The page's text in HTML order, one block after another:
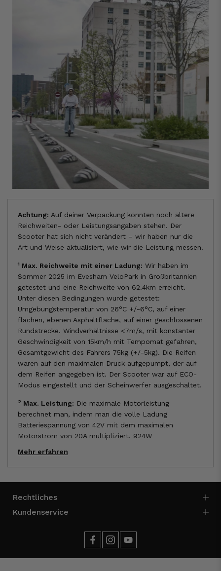
Achtung: Auf deiner Verpackung könnten noch ältere
Reichweiten- oder Leistungsangaben stehen. Der
Scooter hat sich nicht verändert – wir haben nur die
Art und Weise aktualisiert, wie wir die Leistung messen.
1 Max. Reichweite mit einer Ladung: Wir haben im
Sommer 2025 im Evesham VeloPark in Großbritannien
getestet und eine Reichweite von 62.4km erreicht.
Unter diesen Bedingungen wurde getestet:
Umgebungstemperatur von 26°C +/-6°C, auf einer
flachen, ebenen Asphaltfläche, auf einer geschlossenen
Rundstrecke. Windverhältnisse <7m/s, mit konstanter
Geschwindigkeit von 15km/h mit Tempomat gefahren,
Gesamtgewicht des Fahrers 75kg (+/-5kg). Die Reifen
waren auf den maximalen Druck aufgepumpt, der auf
dem Reifen angegeben ist. Der Scooter war auf ECO-
Modus eingestellt und der Scheinwerfer ausgeschaltet.
2 Max. Leistung: Die maximale Motorleistung
berechnet man, indem man die volle Ladung
Batteriespannung von 42V mit dem maximalen
Motorstrom von 20A multipliziert. 924W
Mehr erfahren
Rechtliches
Kundenservice